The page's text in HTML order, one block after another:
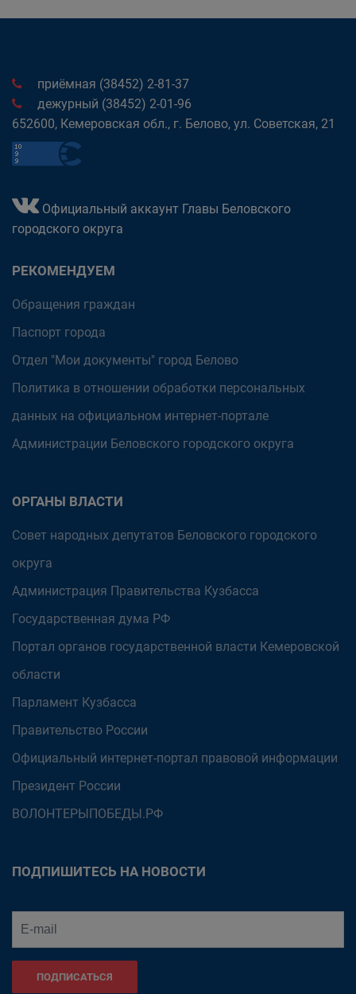
приёмная (38452) 2-81-37
дежурный (38452) 2-01-96
652600, Кемеровская обл., г. Белово, ул. Советская, 21
Официальный аккаунт Главы Беловского
городского округа
РЕКОМЕНДУЕМ
Обращения граждан
Паспорт города
Отдел "Мои документы" город Белово
Политика в отношении обработки персональных
данных на официальном интернет-портале
Администрации Беловского городского округа
ОРГАНЫ ВЛАСТИ
Совет народных депутатов Беловского городского
округа
Администрация Правительства Кузбасса
Государственная дума РФ
Портал органов государственной власти Кемеровской
области
Парламент Кузбасса
Правительство России
Официальный интернет-портал правовой информации
Президент России
ВОЛОНТЕРЫПОБЕДЫ.РФ
ПОДПИШИТЕСЬ НА НОВОСТИ
ПОДПИСАТЬСЯ